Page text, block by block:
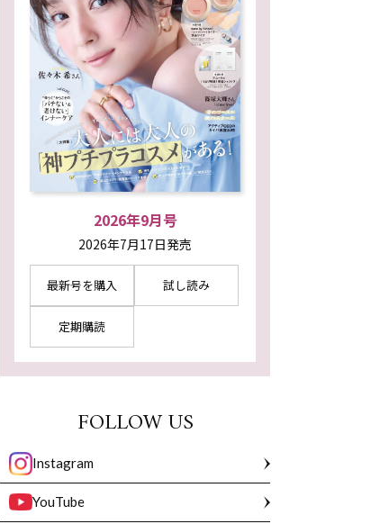
2026年9月号
2026年7月17日発売
最新号を購入 試し読み
定期購読
FOLLOW US
Instagram
YouTube